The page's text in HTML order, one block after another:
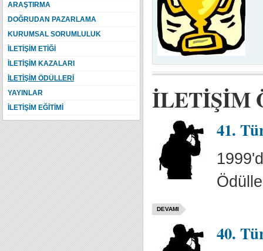
İLETİŞİM
41.
DEVAMI
40.
ARAŞTIRMA
DOĞRUDAN PAZARLAMA
KURUMSAL SORUMLULUK
İLETİŞİM ETİĞİ
İLETİŞİM KAZALARI
İLETİŞİM ÖDÜLLERİ
YAYINLAR
İLETİŞİM EĞİTİMİ